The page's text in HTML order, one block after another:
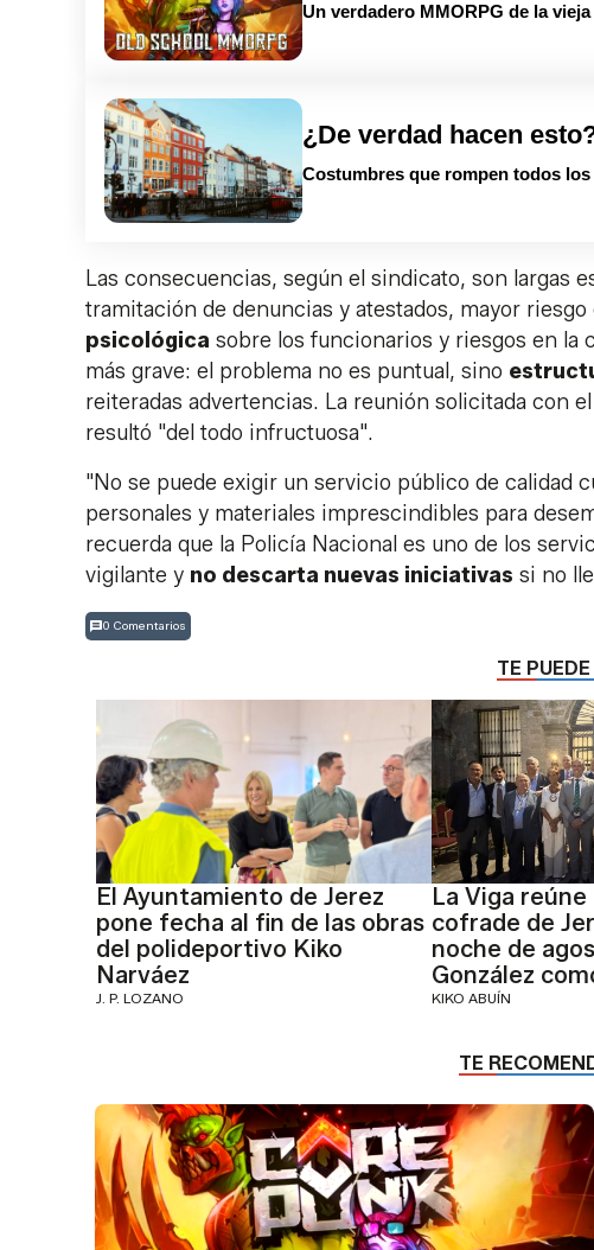
Un verdadero MMORPG de la
¿De verdad hacen
Costumbres que rompen todos los
Las consecuencias, según el sindicato, son largas
tramitación de denuncias y atestados, mayor
psicológica sobre los funcionarios y riesgos en la
más grave: el problema no es puntual, sino
reiteradas advertencias. La reunión solicitada con
resultó "del todo infructuosa".
"No se puede exigir un servicio público de calidad
personales y materiales imprescindibles para
recuerda que la Policía Nacional es uno de los
vigilante y no descarta nuevas iniciativas si no
0 Comentarios
TE
El Ayuntamiento de Jerez
pone fecha al fin de las obras
del polideportivo Kiko
Narváez
J. P. LOZANO
La Viga
cofrade de
noche de
González
KIKO ABUÍN